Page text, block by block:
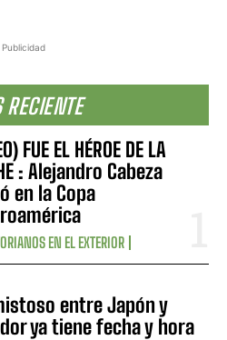
Publicidad
FUE EL HÉROE DE LA
: Alejandro Cabeza
en la Copa
EN EL EXTERIOR
entre Japón y
ya tiene fecha y hora